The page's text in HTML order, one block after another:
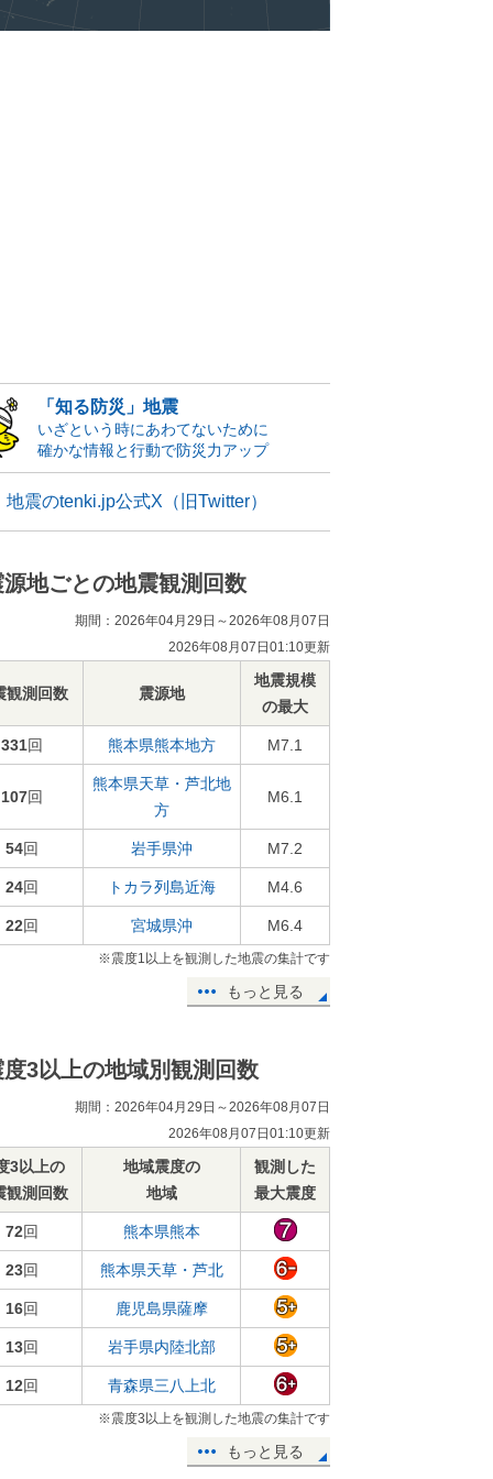
「知る防災」地震
いざという時にあわてないために
確かな情報と行動で防災力アップ
地震のtenki.jp公式X（旧Twitter）
源地ごとの地震観測回数
期間：2026年04月29日～2026年08月07日
2026年08月07日01:10更新
観測回数 震源地
地震規模
の最大
331回 熊本県熊本地方 M7.1
107回
熊本県天草・芦北地
方
M6.1
54回 岩手県沖 M7.2
24回 トカラ列島近海 M4.6
22回 宮城県沖 M6.4
※震度1以上を観測した地震の集計です
もっと見る
度3以上の地域別観測回数
期間：2026年04月29日～2026年08月07日
2026年08月07日01:10更新
3以上の
観測回数
地域震度の
地域
観測した
最大震度
72回 熊本県熊本
23回 熊本県天草・芦北
16回 鹿児島県薩摩
13回 岩手県内陸北部
12回 青森県三八上北
※震度3以上を観測した地震の集計です
もっと見る